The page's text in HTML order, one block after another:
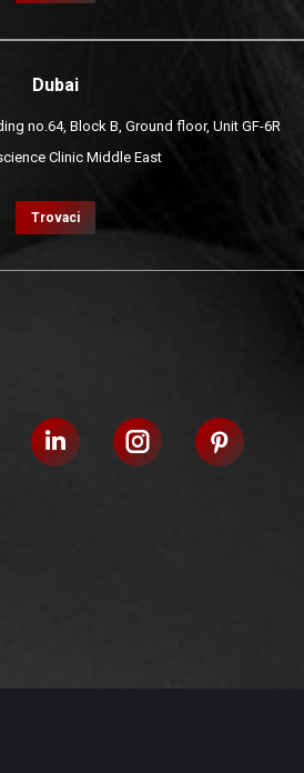
Dubai
no.64, Block B, Ground floor, Unit GF-6R
Clinic Middle East
Trovaci
LinkedinInstagram